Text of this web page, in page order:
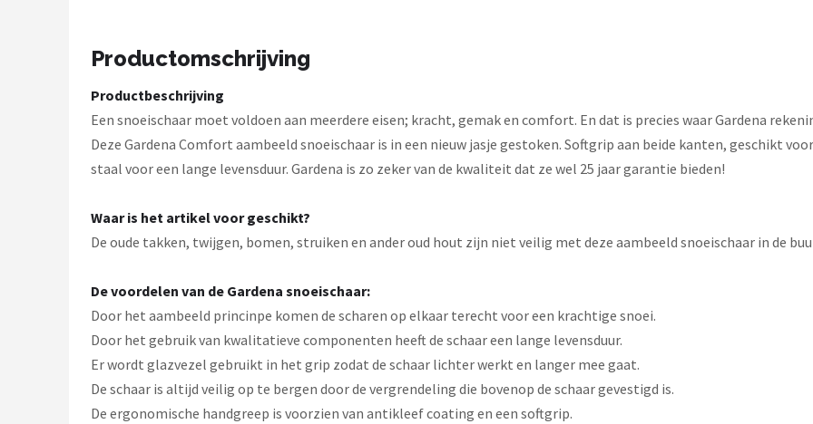
GARDENA
Husqvarna
Synx Tools
Productomschrijving
Productbeschrijving
Een snoeischaar moet voldoen aan meerdere eisen; kracht, gemak en comfort. En dat is precies waar Gardena
Deze Gardena Comfort aambeeld snoeischaar is in een nieuw jasje gestoken. Softgrip aan beide kanten, geschikt
staal voor een lange levensduur. Gardena is zo zeker van de kwaliteit dat ze wel 25 jaar garantie bieden!
Waar is het artikel voor geschikt?
De oude takken, twijgen, bomen, struiken en ander oud hout zijn niet veilig met deze aambeeld snoeischaar in de
De voordelen van de Gardena snoeischaar:
Door het aambeeld princinpe komen de scharen op elkaar terecht voor een krachtige snoei.
Door het gebruik van kwalitatieve componenten heeft de schaar een lange levensduur.
Er wordt glazvezel gebruikt in het grip zodat de schaar lichter werkt en langer mee gaat.
De schaar is altijd veilig op te bergen door de vergrendeling die bovenop de schaar gevestigd is.
De ergonomische handgreep is voorzien van antikleef coating en een softgrip.